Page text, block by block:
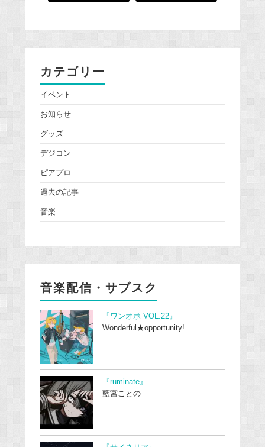
カテゴリー
イベント
お知らせ
グッズ
デジコン
ピアプロ
過去の記事
音楽
音楽配信・サブスク
『ワンオポ VOL.22』
Wonderful★opportunity!
『ruminate』
藍宮ことの